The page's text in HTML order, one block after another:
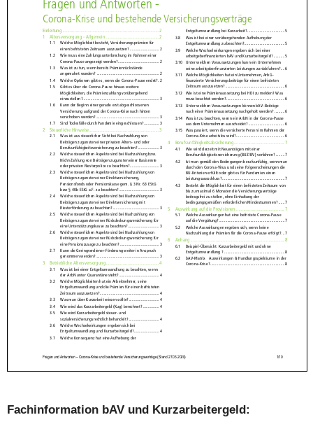
Fachinformation bAV und Kurzarbeitergeld: